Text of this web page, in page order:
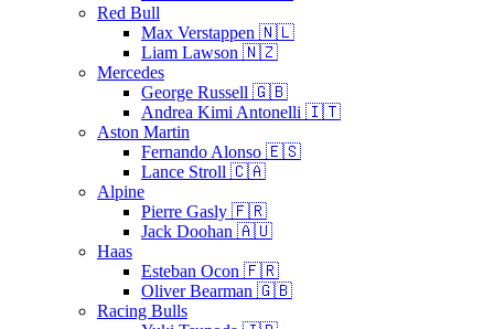
Red Bull
Max Verstappen 🇳🇱
Liam Lawson 🇳🇿
Mercedes
George Russell 🇬🇧
Andrea Kimi Antonelli 🇮🇹
Aston Martin
Fernando Alonso 🇪🇸
Lance Stroll 🇨🇦
Alpine
Pierre Gasly 🇫🇷
Jack Doohan 🇦🇺
Haas
Esteban Ocon 🇫🇷
Oliver Bearman 🇬🇧
Racing Bulls